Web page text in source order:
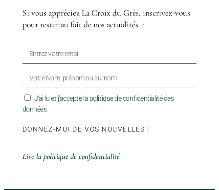
Si vous appréciez La Croix du Grès, inscrivez-vous
pour rester au fait de nos actualités :
J'ai lu et j'accepte la politique de confidentialité des
données.
DONNEZ-MOI DE VOS NOUVELLES !
Lire la politique de confidentialité